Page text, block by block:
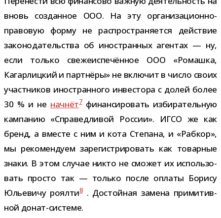
вновь создан­ное ООО. На эту организационно-​
правовую форму не рас­про­стра­ня­ется дей­ствие
зако­но­да­тель­ства об ино­стран­ных аген­тах — ну,
если только све­же­ис­пе­чён­ное ООО «Ромашка,
Кагарлицкий и парт­нёры» не вклю­чит в число своих
участ­ни­ков ино­стран­ного инве­стора с долей более
30 % и не нач­нёт7финан­си­ро­вать изби­ра­тель­ную
кам­па­нию «Справедливой России». ИГСО же как
бренд, а вме­сте с ним и кота Степана, и «Рабкор»,
мы реко­мен­дуем заре­ги­стри­ро­вать как товар­ные
знаки. В этом слу­чае никто не смо­жет их исполь­зо­
вать про­сто так — только после оплаты Борису
Юльевичу роя­лти8. Достойная замена при­ми­тив­
ной донат-системе.